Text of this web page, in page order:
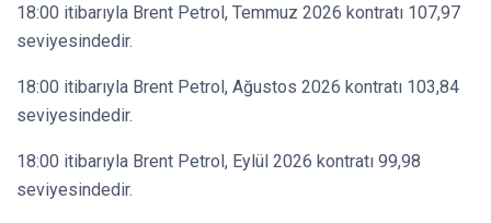
18:00 itibarıyla Brent Petrol, Temmuz 2026 kontratı 107,97
seviyesindedir.
18:00 itibarıyla Brent Petrol, Ağustos 2026 kontratı 103,84
seviyesindedir.
18:00 itibarıyla Brent Petrol, Eylül 2026 kontratı 99,98
seviyesindedir.